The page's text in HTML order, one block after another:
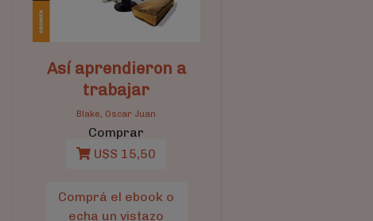
Así aprendieron a
trabajar
Blake, Oscar Juan
Comprar
U$S 15,50
Comprá el ebook o
echa un vistazo